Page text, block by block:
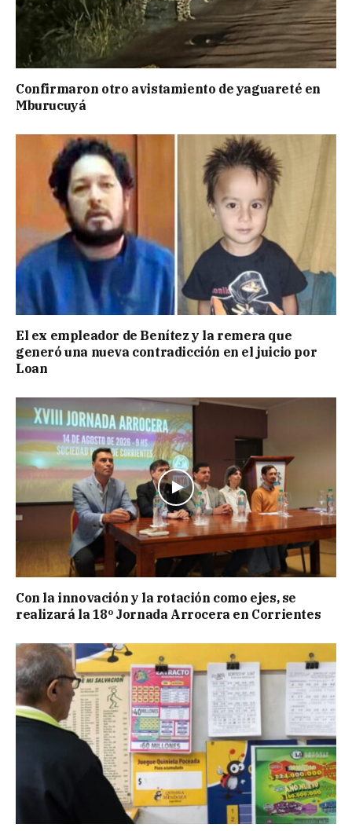
Confirmaron otro avistamiento de yaguareté en
Mburucuyá
El ex empleador de Benítez y la remera que
generó una nueva contradicción en el juicio por
Loan
Con la innovación y la rotación como ejes, se
realizará la 18º Jornada Arrocera en Corrientes